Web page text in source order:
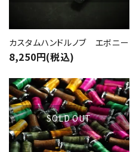
カスタムハンドルノブ エボニー
8,250円(税込)
SOLD OUT
star
キーワード
カテゴリー